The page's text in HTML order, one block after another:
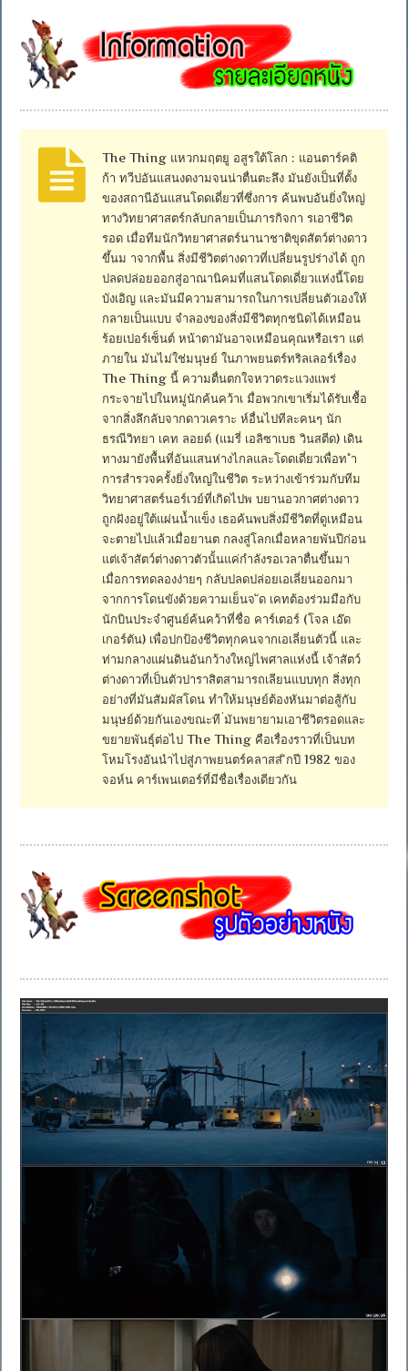
The Thing แหวกมฤตยู อสูรใต้โลก : แอนตาร์คติ
ก้า ทวีปอันแสนงดงามจนน่าตื่นตะลึง มันยังเป็นที่ตั้ง
ของสถานีอันแสนโดดเดี่ยวที่ซึ่งการ ค้นพบอันยิ่งใหญ่
ทางวิทยาศาสตร์กลับกลายเป็นภารกิจกา รเอาชีวิต
รอด เมื่อทีมนักวิทยาศาสตร์นานาชาติขุดสัตว์ต่างดาว
ขึ้นม าจากพื้น สิ่งมีชีวิตต่างดาวที่เปลี่ยนรูปร่างได้ ถูก
ปลดปล่อยออกสู่อาณานิคมที่แสนโดดเดี่ยวแห่งนี้โดย
บังเอิญ และมันมีความสามารถในการเปลี่ยนตัวเองให้
กลายเป็นแบบ จำลองของสิ่งมีชีวิตทุกชนิดได้เหมือน
ร้อยเปอร์เซ็นต์ หน้าตามันอาจเหมือนคุณหรือเรา แต่
ภายใน มันไม่ใช่มนุษย์ ในภาพยนตร์ทริลเลอร์เรื่อง
The Thing นี้ ความตื่นตกใจหวาดระแวงแพร่
กระจายไปในหมู่นักค้นคว้าเ มื่อพวกเขาเริ่มได้รับเชื้อ
จากสิ่งลึกลับจากดาวเคราะ ห์อื่นไปทีละคนๆ นัก
ธรณีวิทยา เคท ลอยด์ (แมรี่ เอลิซาเบธ วินสตีด) เดิน
ทางมายังพื้นที่อันแสนห่างไกลและโดดเดี่ยวเพื่อท ำ
การสำรวจครั้งยิ่งใหญ่ในชีวิต ระหว่างเข้าร่วมกับทีม
วิทยาศาสตร์นอร์เวย์ที่เกิดไปพ บยานอวกาศต่างดาว
ถูกฝังอยู่ใต้แผ่นน้ำแข็ง เธอค้นพบสิ่งมีชีวิตที่ดูเหมือน
จะตายไปแล้วเมื่อยานต กลงสู่โลกเมื่อหลายพันปีก่อน
แต่เจ้าสัตว์ต่างดาวตัวนั้นแค่กำลังรอเวลาตื่นขึ้นมา
เมื่อการทดลองง่ายๆ กลับปลดปล่อยเอเลี่ยนออกมา
จากการโดนขังด้วยความเย็นจ ัด เคทต้องร่วมมือกับ
นักบินประจำศูนย์ค้นคว้าที่ชื่อ คาร์เตอร์ (โจล เอ๊ด
เกอร์ตัน) เพื่อปกป้องชีวิตทุกคนจากเอเลี่ยนตัวนี้ และ
ท่ามกลางแผ่นดินอันกว้างใหญ่ไพศาลแห่งนี้ เจ้าสัตว์
ต่างดาวที่เป็นตัวปาราสิตสามารถเลียนแบบทุก สิ่งทุก
อย่างที่มันสัมผัสโดน ทำให้มนุษย์ต้องหันมาต่อสู้กับ
มนุษย์ด้วยกันเองขณะที ่มันพยายามเอาชีวิตรอดและ
ขยายพันธุ์ต่อไป The Thing คือเรื่องราวที่เป็นบท
โหมโรงอันนำไปสู่ภาพยนตร์คลาสส ิกปี 1982 ของ
จอห์น คาร์เพนเตอร์ที่มีชื่อเรื่องเดียวกัน